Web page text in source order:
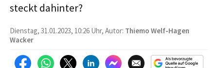
steckt dahinter?
Dienstag, 31.01.2023, 10:26 Uhr, Autor: Thiemo Welf-Hagen
Wacker